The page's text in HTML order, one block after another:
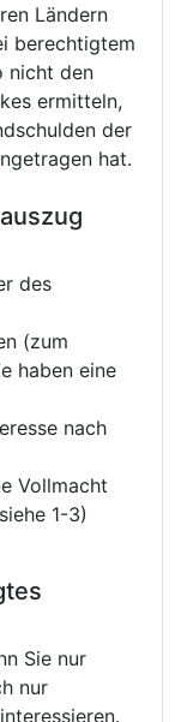
Ländern
berechtigtem
nicht den
ermitteln,
der
hat.
des
(zum
haben eine
nach
Vollmacht
1-3)
Sie nur
nur